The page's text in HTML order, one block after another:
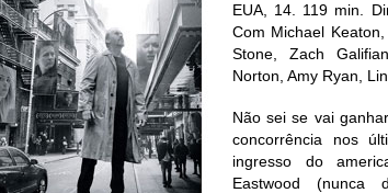
EUA, 14. 119 min.
Com Michael
Stone, Zach
Norton, Amy Ryan,
Não sei se vai
concorrência nos
ingresso do
Eastwood (nunca